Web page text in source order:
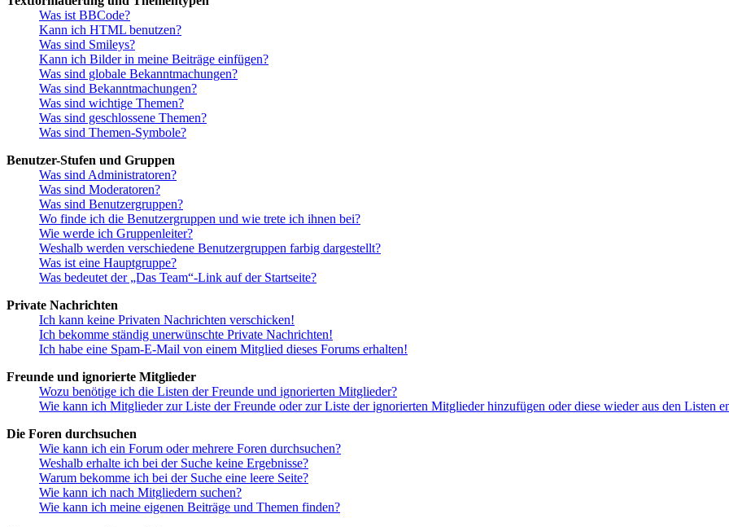
Was ist BBCode?
Kann ich HTML benutzen?
Was sind Smileys?
Kann ich Bilder in meine Beiträge einfügen?
Was sind globale Bekanntmachungen?
Was sind Bekanntmachungen?
Was sind wichtige Themen?
Was sind geschlossene Themen?
Was sind Themen-Symbole?
Benutzer-Stufen und Gruppen
Was sind Administratoren?
Was sind Moderatoren?
Was sind Benutzergruppen?
Wo finde ich die Benutzergruppen und wie trete ich ihnen bei?
Wie werde ich Gruppenleiter?
Weshalb werden verschiedene Benutzergruppen farbig dargestellt?
Was ist eine Hauptgruppe?
Was bedeutet der „Das Team“-Link auf der Startseite?
Private Nachrichten
Ich kann keine Privaten Nachrichten verschicken!
Ich bekomme ständig unerwünschte Private Nachrichten!
Ich habe eine Spam-E-Mail von einem Mitglied dieses Forums erhalten!
Freunde und ignorierte Mitglieder
Wozu benötige ich die Listen der Freunde und ignorierten Mitglieder?
Wie kann ich Mitglieder zur Liste der Freunde oder zur Liste der ignorierten Mitglieder hinzufügen oder diese wieder aus den Listen
Die Foren durchsuchen
Wie kann ich ein Forum oder mehrere Foren durchsuchen?
Weshalb erhalte ich bei der Suche keine Ergebnisse?
Warum bekomme ich bei der Suche eine leere Seite?
Wie kann ich nach Mitgliedern suchen?
Wie kann ich meine eigenen Beiträge und Themen finden?